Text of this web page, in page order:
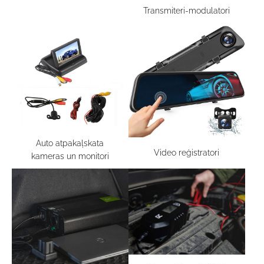
Transmiteri-modulatori
Auto atpakaļskata
kameras un monitori
Video reģistratori